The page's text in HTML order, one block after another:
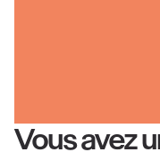
Vous avez